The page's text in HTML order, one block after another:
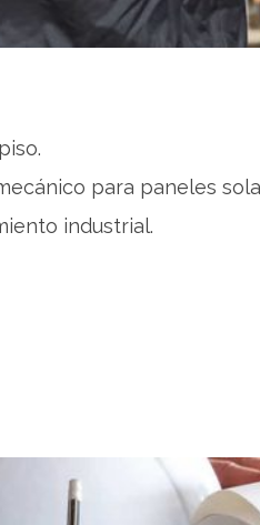
para paneles
industrial.